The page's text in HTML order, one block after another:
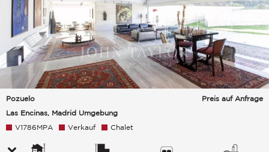
Pozuelo
Las Encinas, Madrid Umgebung
Preis auf Anfrage
V1786MPA Verkauf Chalet